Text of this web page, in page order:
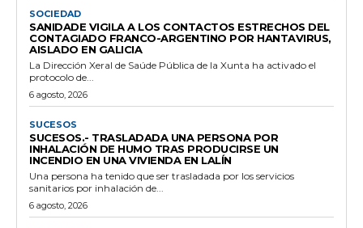
SOCIEDAD
SANIDADE VIGILA A LOS CONTACTOS ESTRECHOS DEL
CONTAGIADO FRANCO-ARGENTINO POR HANTAVIRUS,
AISLADO EN GALICIA
La Dirección Xeral de Saúde Pública de la Xunta ha activado el
protocolo de...
6 agosto, 2026
SUCESOS
SUCESOS.- TRASLADADA UNA PERSONA POR
INHALACIÓN DE HUMO TRAS PRODUCIRSE UN
INCENDIO EN UNA VIVIENDA EN LALÍN
Una persona ha tenido que ser trasladada por los servicios
sanitarios por inhalación de...
6 agosto, 2026